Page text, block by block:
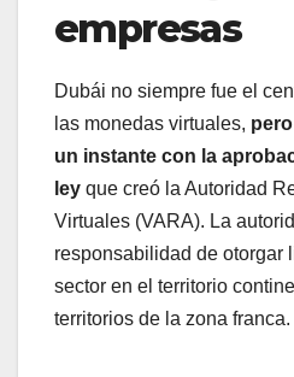
empresas
Dubái no siempre fue el
las monedas virtuales,
un instante con la
ley que creó la Autoridad
Virtuales (VARA). La
responsabilidad de otorgar
sector en el territorio
territorios de la zona franca.